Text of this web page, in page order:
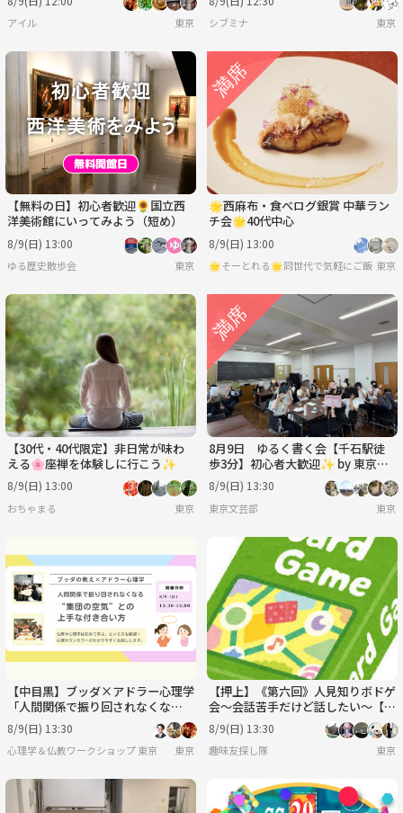
アイル 東京 シブミナ 東京
【無料の日】初心者歓迎🌻国立西
洋美術館にいってみよう（短め）
8/9(日) 13:00
ゆる歴史散歩会 東京
🌟西麻布・食べログ銀賞 中華ラン
チ会🌟40代中心
8/9(日) 13:00
🌟そーとれる🌟同世代で気軽にご飯会東京
【30代・40代限定】非日常が味わ
える🌸座禅を体験しに行こう✨
8/9(日) 13:00
おちゃまる 東京
8月9日 ゆるく書く会【千石駅徒
歩3分】初心者大歓迎✨ by 東京文
芸部
8/9(日) 13:30
東京文芸部 東京
【中目黒】ブッダ×アドラー心理学
「人間関係で振り回されなくな
る、“集団の空気”との上手な付き
合い方」ワークショップ-東京
8/9(日) 13:30
心理学＆仏教ワークショップ 東京 東京
【押上】《第六回》人見知りボドゲ
会～会話苦手だけど話したい～【一
人参加・初心者大歓迎】《軽ゲーメ
イン》
8/9(日) 13:30
趣味友探し隊 東京